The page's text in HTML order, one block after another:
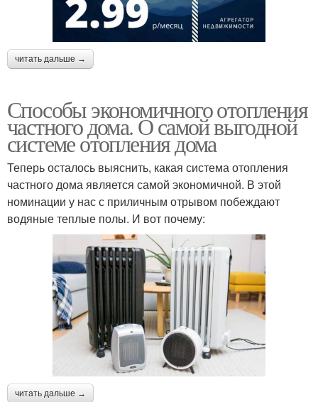
читать дальше →
Способы экономичного отопления
частного дома. О самой выгодной
системе отопления дома
Теперь осталось выяснить, какая система отопления
частного дома является самой экономичной. В этой
номинации у нас с приличным отрывом побеждают
водяные теплые полы. И вот почему:
читать дальше →